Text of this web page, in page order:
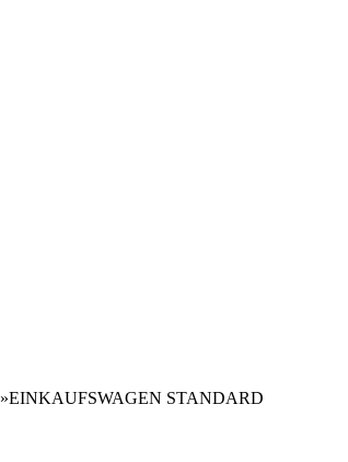
»EINKAUFSWAGEN STANDARD